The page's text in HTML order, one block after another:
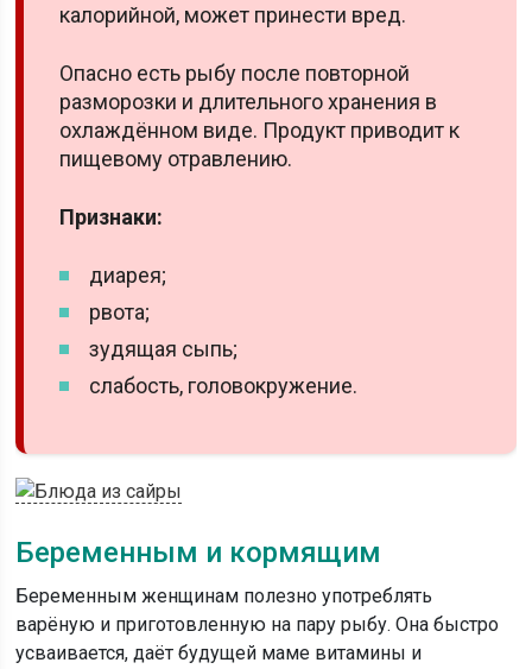
калорийной, может принести вред.
Опасно есть рыбу после повторной
разморозки и длительного хранения в
охлаждённом виде. Продукт приводит к
пищевому отравлению.
Признаки:
диарея;
рвота;
зудящая сыпь;
слабость, головокружение.
Беременным и кормящим
Беременным женщинам полезно употреблять
варёную и приготовленную на пару рыбу. Она быстро
усваивается, даёт будущей маме витамины и